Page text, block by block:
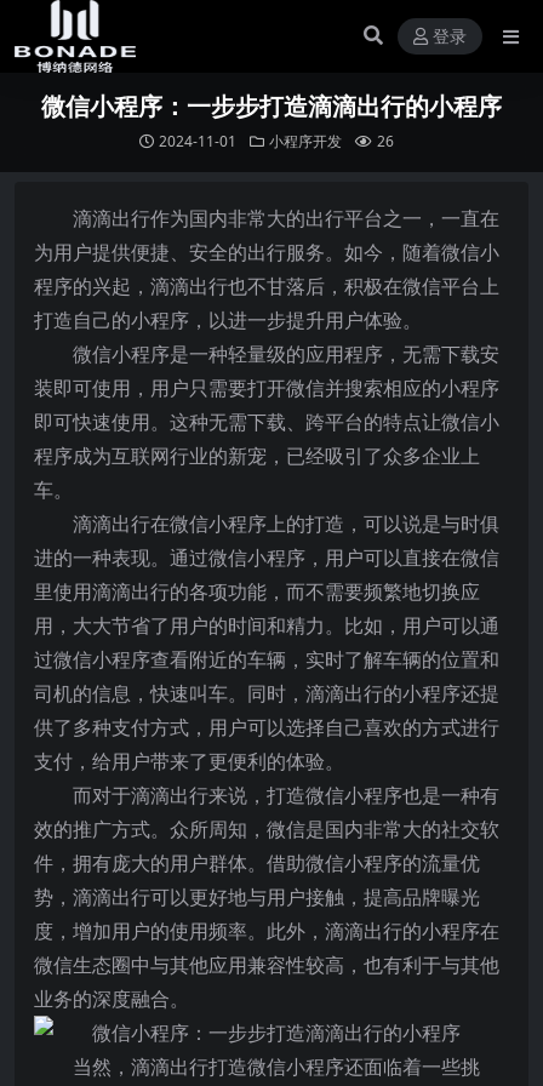
登录
微信小程序：一步步打造滴滴出行的小程序
2024-11-01 小程序开发 26
滴滴出行作为国内非常大的出行平台之一，一直在
为用户提供便捷、安全的出行服务。如今，随着微信小
程序的兴起，滴滴出行也不甘落后，积极在微信平台上
打造自己的小程序，以进一步提升用户体验。
微信小程序是一种轻量级的应用程序，无需下载安
装即可使用，用户只需要打开微信并搜索相应的小程序
即可快速使用。这种无需下载、跨平台的特点让微信小
程序成为互联网行业的新宠，已经吸引了众多企业上
车。
滴滴出行在微信小程序上的打造，可以说是与时俱
进的一种表现。通过微信小程序，用户可以直接在微信
里使用滴滴出行的各项功能，而不需要频繁地切换应
用，大大节省了用户的时间和精力。比如，用户可以通
过微信小程序查看附近的车辆，实时了解车辆的位置和
司机的信息，快速叫车。同时，滴滴出行的小程序还提
供了多种支付方式，用户可以选择自己喜欢的方式进行
支付，给用户带来了更便利的体验。
而对于滴滴出行来说，打造微信小程序也是一种有
效的推广方式。众所周知，微信是国内非常大的社交软
件，拥有庞大的用户群体。借助微信小程序的流量优
势，滴滴出行可以更好地与用户接触，提高品牌曝光
度，增加用户的使用频率。此外，滴滴出行的小程序在
微信生态圈中与其他应用兼容性较高，也有利于与其他
业务的深度融合。
当然，滴滴出行打造微信小程序还面临着一些挑